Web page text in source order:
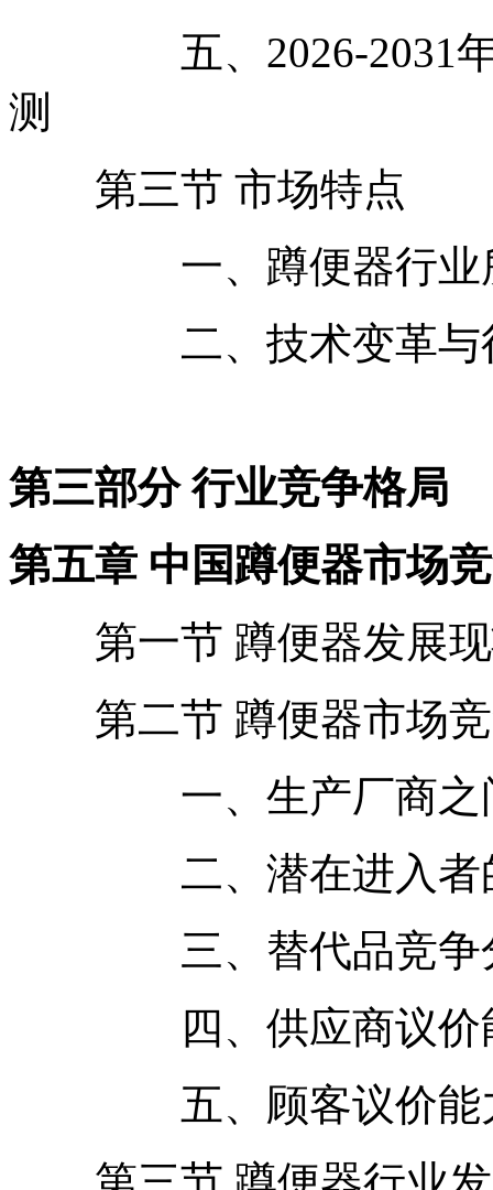
五、2026-2031年中
测
第三节 市场特点
一、蹲便器行业所
二、技术变革与行
第三部分 行业竞争格局
第五章 中国蹲便器市场
第一节 蹲便器发展现
第二节 蹲便器市场竞
一、生产厂商之
二、潜在进入者
三、替代品竞争
四、供应商议价
五、顾客议价能